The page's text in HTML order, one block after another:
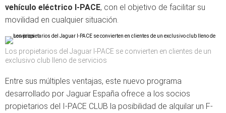
vehículo eléctrico I-PACE, con el objetivo de facilitar su
movilidad en cualquier situación.
Los propietarios del Jaguar I-PACE se convierten en clientes de un
exclusivo club lleno de servicios
Entre sus múltiples ventajas, este nuevo programa
desarrollado por Jaguar España ofrece a los socios
propietarios del I-PACE CLUB la posibilidad de alquilar un F-